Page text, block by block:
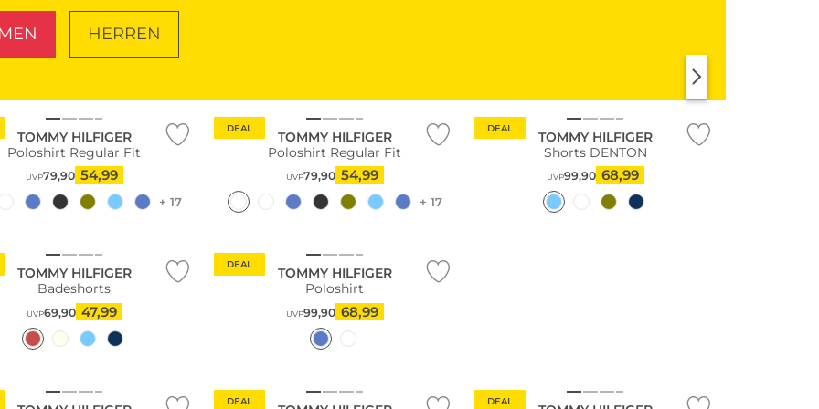
HERREN
TOMMY HILFIGER
Poloshirt Regular Fit
UVP79,90 54,99
+ 17
DEAL
TOMMY HILFIGER
Poloshirt Regular Fit
UVP79,90 54,99
+ 17
DEAL
TOMMY HILFIGER
Shorts DENTON
UVP99,90 68,99
TOMMY HILFIGER
Badeshorts
UVP69,90 47,99
DEAL
TOMMY HILFIGER
Poloshirt
UVP99,90 68,99
DEAL DEAL